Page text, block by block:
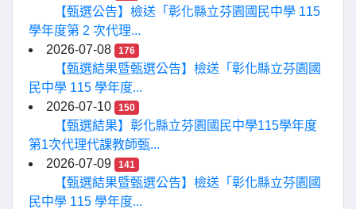
【甄選公告】檢送「彰化縣立芬園國民中學 115
學年度第 2 次代理...
2026-07-08
176
【甄選結果暨甄選公告】檢送「彰化縣立芬園國
民中學 115 學年度...
2026-07-10
150
【甄選結果】彰化縣立芬園國民中學115學年度
第1次代理代課教師甄...
2026-07-09
141
【甄選結果暨甄選公告】檢送「彰化縣立芬園國
民中學 115 學年度...